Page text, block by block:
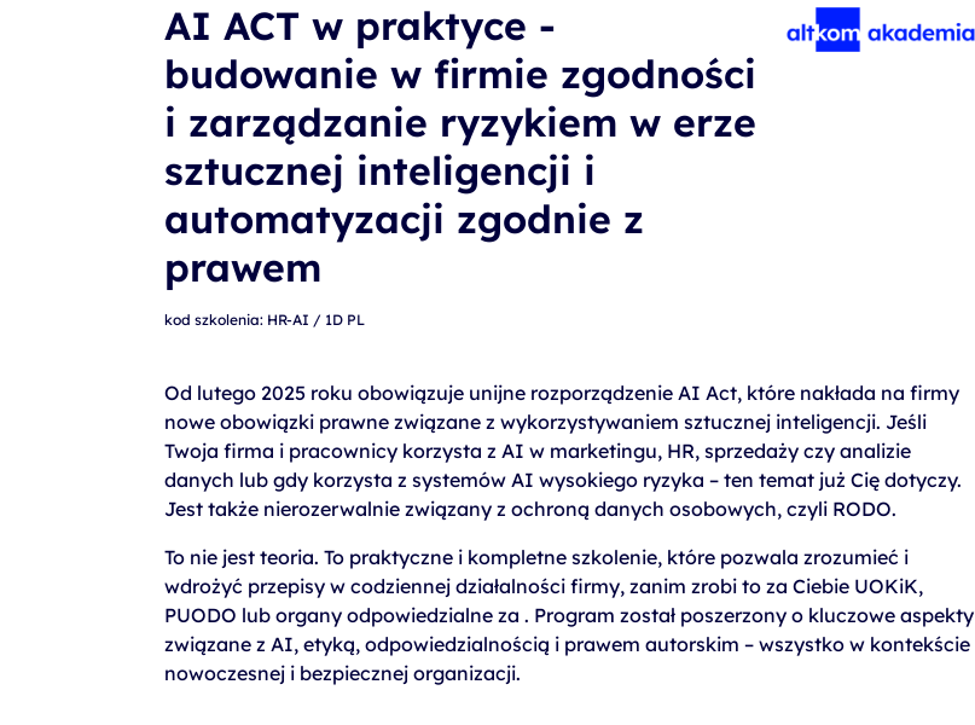
szkolenia NIS2
szkolenia dla edukacji
szkolenia dla produkcji
voucher szkoleniowy
szkolenia Broadcom
szkolenia SAP
szkolenia SAS
formuły szkoleń MS
egzaminy
AI ACT w praktyce -
budowanie w firmie zgodności
i zarządzanie ryzykiem w erze
sztucznej inteligencji i
automatyzacji zgodnie z
prawem
kod szkolenia: HR-AI / 1D PL
Od lutego 2025 roku obowiązuje unijne rozporządzenie AI Act, które nakłada na firmy
nowe obowiązki prawne związane z wykorzystywaniem sztucznej inteligencji. Jeśli
Twoja firma i pracownicy korzysta z AI w marketingu, HR, sprzedaży czy analizie
danych lub gdy korzysta z systemów AI wysokiego ryzyka – ten temat już Cię dotyczy.
Jest także nierozerwalnie związany z ochroną danych osobowych, czyli RODO.
To nie jest teoria. To praktyczne i kompletne szkolenie, które pozwala zrozumieć i
wdrożyć przepisy w codziennej działalności firmy, zanim zrobi to za Ciebie UOKiK,
PUODO lub organy odpowiedzialne za . Program został poszerzony o kluczowe aspekty
związane z AI, etyką, odpowiedzialnością i prawem autorskim – wszystko w kontekście
nowoczesnej i bezpiecznej organizacji.